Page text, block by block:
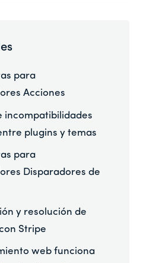
para
Acciones
incompatibilidades
plugins y temas
para
Disparadores de
y resolución de
Stripe
web funciona